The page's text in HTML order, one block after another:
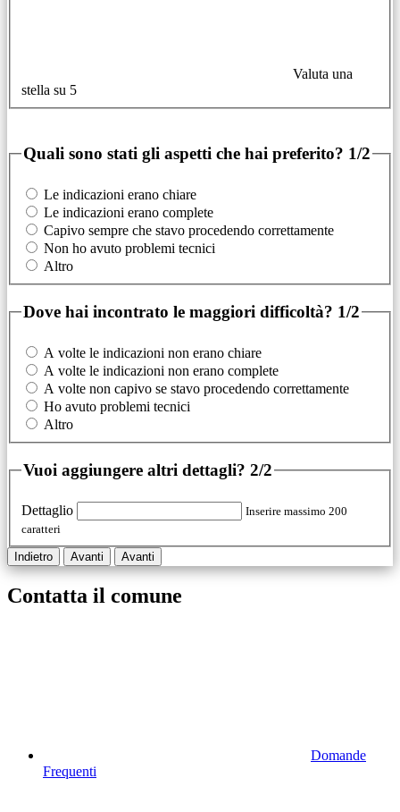
Valuta una
stella su 5
Quali sono stati gli aspetti che hai preferito? 1/2
Le indicazioni erano chiare
Le indicazioni erano complete
Capivo sempre che stavo procedendo correttamente
Non ho avuto problemi tecnici
Altro
Dove hai incontrato le maggiori difficoltà? 1/2
A volte le indicazioni non erano chiare
A volte le indicazioni non erano complete
A volte non capivo se stavo procedendo correttamente
Ho avuto problemi tecnici
Altro
Vuoi aggiungere altri dettagli? 2/2
Dettaglio
Inserire massimo 200
caratteri
Indietro Avanti Avanti
Contatta il comune
Domande
Frequenti